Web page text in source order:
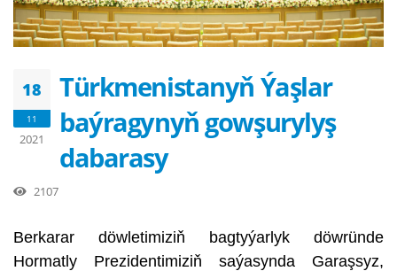
18
11
2021
Türkmenistanyň Ýaşlar
baýragynyň gowşurylyş
dabarasy
2107
Berkarar döwletimiziň bagtyýarlyk döwründe
Hormatly Prezidentimiziň saýasynda Garaşsyz,